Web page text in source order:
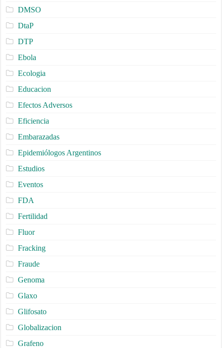
DMSO
DtaP
DTP
Ebola
Ecologia
Educacion
Efectos Adversos
Eficiencia
Embarazadas
Epidemiólogos Argentinos
Estudios
Eventos
FDA
Fertilidad
Fluor
Fracking
Fraude
Genoma
Glaxo
Glifosato
Globalizacion
Grafeno